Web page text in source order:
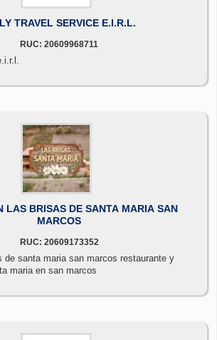
TRAVEL SERVICE E.I.R.L.
RUC: 20609968711
LAS BRISAS DE SANTA MARIA SAN
MARCOS
RUC: 20609173352
de santa maria san marcos restaurante y
maria en san marcos